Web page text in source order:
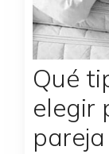
Qué
elegir
pareja